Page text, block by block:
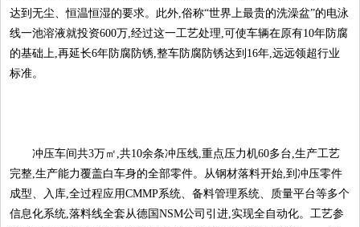
达到无尘、恒温恒湿的要求。此外,俗称“世界上最贵的洗澡盆”的电泳
线一池溶液就投资600万,经过这一工艺处理,可使车辆在原有10年防腐
的基础上,再延长6年防腐防锈,整车防腐防锈达到16年,远远领超行业
标准。
冲压车间共3万㎡,共10余条冲压线,重点压力机60多台,生产工艺
完整,生产能力覆盖白车身的全部零件。从钢材落料开始,到冲压零件
成型、入库,全过程应用CMMP系统、备料管理系统、质量平台等多个
信息化系统,落料线全套从德国NSM公司引进,实现全自动化。工艺参